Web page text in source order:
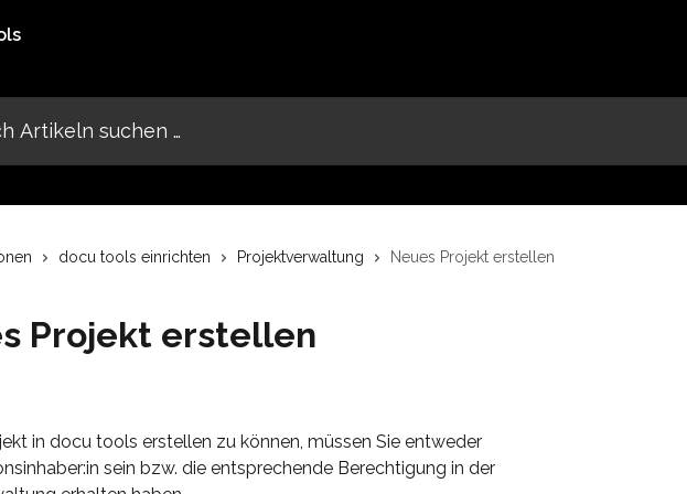
suchen …
docu tools einrichten Projektverwaltung Neues Projekt erstellen
Projekt erstellen
in docu tools erstellen zu können, müssen Sie entweder
sein bzw. die entsprechende Berechtigung in der